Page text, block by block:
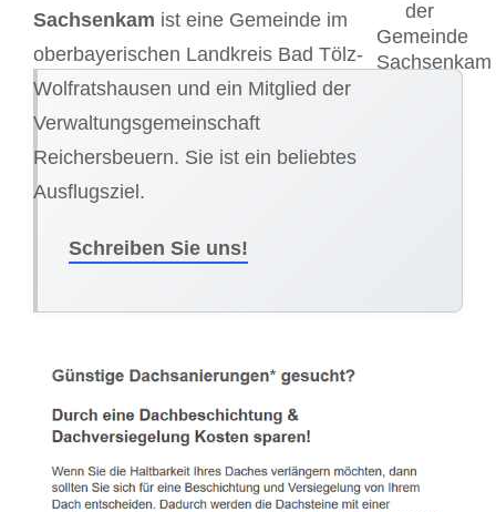
Sachsenkam ist eine Gemeinde im
oberbayerischen Landkreis Bad Tölz-
Wolfratshausen und ein Mitglied der
Verwaltungsgemeinschaft
Reichersbeuern. Sie ist ein beliebtes
Ausflugsziel.
Schreiben Sie uns!